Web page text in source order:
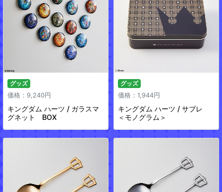
グッズ
価格：9,240円
キングダム ハーツ / ガラスマ
グネット BOX
グッズ
価格：1,944円
キングダム ハーツ / サブレ
＜モノグラム＞